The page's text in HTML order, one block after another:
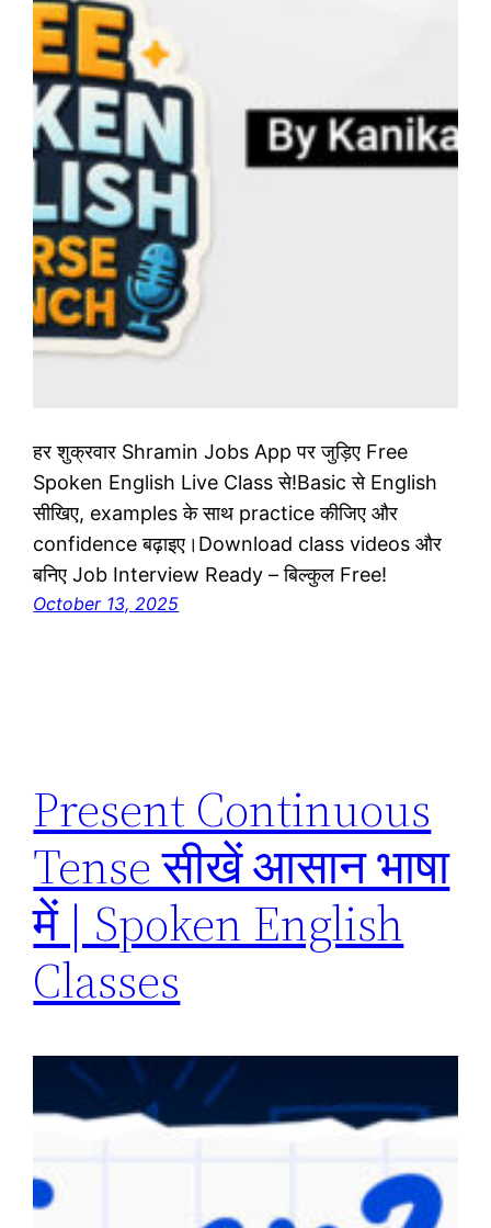
हर शुक्रवार Shramin Jobs App पर जुड़िए Free
Spoken English Live Class से!Basic से English
सीखिए, examples के साथ practice कीजिए और
confidence बढ़ाइए।Download class videos और
बनिए Job Interview Ready – बिल्कुल Free!
October 13, 2025
Present Continuous
Tense सीखें आसान भाषा
में | Spoken English
Classes